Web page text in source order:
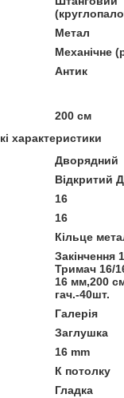
Метал
Механічне
Антик
200 см
характеристики
Дворядний
Відкритий
16
16
Кільце
Закінчення
Тримач 16/
16 мм,200
гач.-40шт.
Галерія
Заглушка
16 mm
К потолку
Гладка